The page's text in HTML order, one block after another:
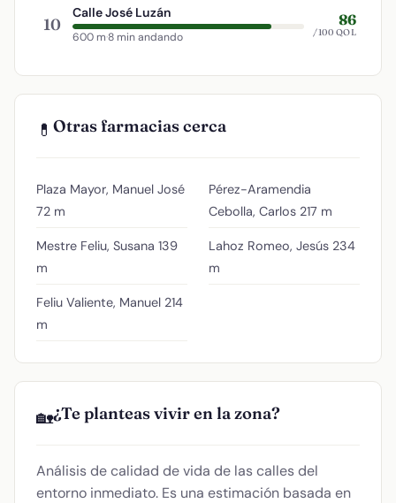
10
Calle José Luzán
600 m·8 min andando
86
/100 QOL
💊 Otras farmacias cerca
Plaza Mayor, Manuel José
72 m
Mestre Feliu, Susana 139
m
Feliu Valiente, Manuel 214
m
Pérez-Aramendia
Cebolla, Carlos 217 m
Lahoz Romeo, Jesús 234
m
🏡¿Te planteas vivir en la zona?
Análisis de calidad de vida de las calles del
entorno inmediato. Es una estimación basada en